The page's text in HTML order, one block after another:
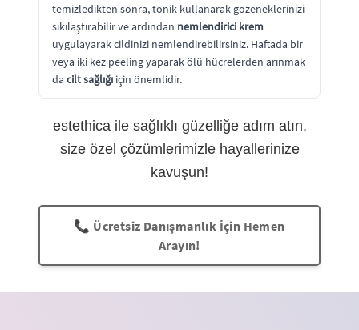
temizledikten sonra, tonik kullanarak gözeneklerinizi
sıkılaştırabilir ve ardından nemlendirici krem
uygulayarak cildinizi nemlendirebilirsiniz. Haftada bir
veya iki kez peeling yaparak ölü hücrelerden arınmak
da cilt sağlığı için önemlidir.
estethica ile sağlıklı güzelliğe adım atın,
size özel çözümlerimizle hayallerinize
kavuşun!
📞 Ücretsiz Danışmanlık İçin Hemen
Arayın!